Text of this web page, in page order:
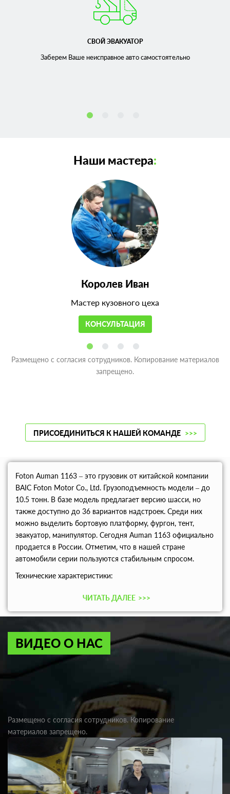
СВОЙ ЭВАКУАТОР
Заберем Ваше неисправноеавто самостоятельно
Наши мастера:
Королев Иван
Мастер кузовного цеха
КОНСУЛЬТАЦИЯ
Размещено с согласия сотрудников. Копирование материалов
запрещено.
ПРИСОЕДИНИТЬСЯ К НАШЕЙ КОМАНДЕ >>>
Foton Auman 1163 – это грузовик от китайской компании
BAIC Foton Motor Co., Ltd. Грузоподъемность модели – до
10.5 тонн. В базе модель предлагает версию шасси, но
также доступно до 36 вариантов надстроек. Среди них
можно выделить бортовую платформу, фургон, тент,
эвакуатор, манипулятор. Сегодня Auman 1163 официально
продается в России. Отметим, что в нашей стране
автомобили серии пользуются стабильным спросом.
Технические характеристики:
ЧИТАТЬ ДАЛЕЕ >>>
ВИДЕО О НАС
Размещено с согласия сотрудников. Копирование
материалов запрещено.